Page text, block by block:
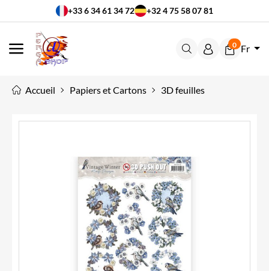
+33 6 34 61 34 72 +32 4 75 58 07 81
MENU
0 Fr
Accueil Papiers et Cartons 3D feuilles